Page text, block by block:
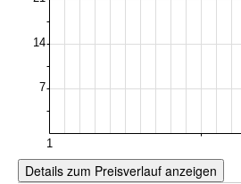
Details zum Preisverlauf anzeigen